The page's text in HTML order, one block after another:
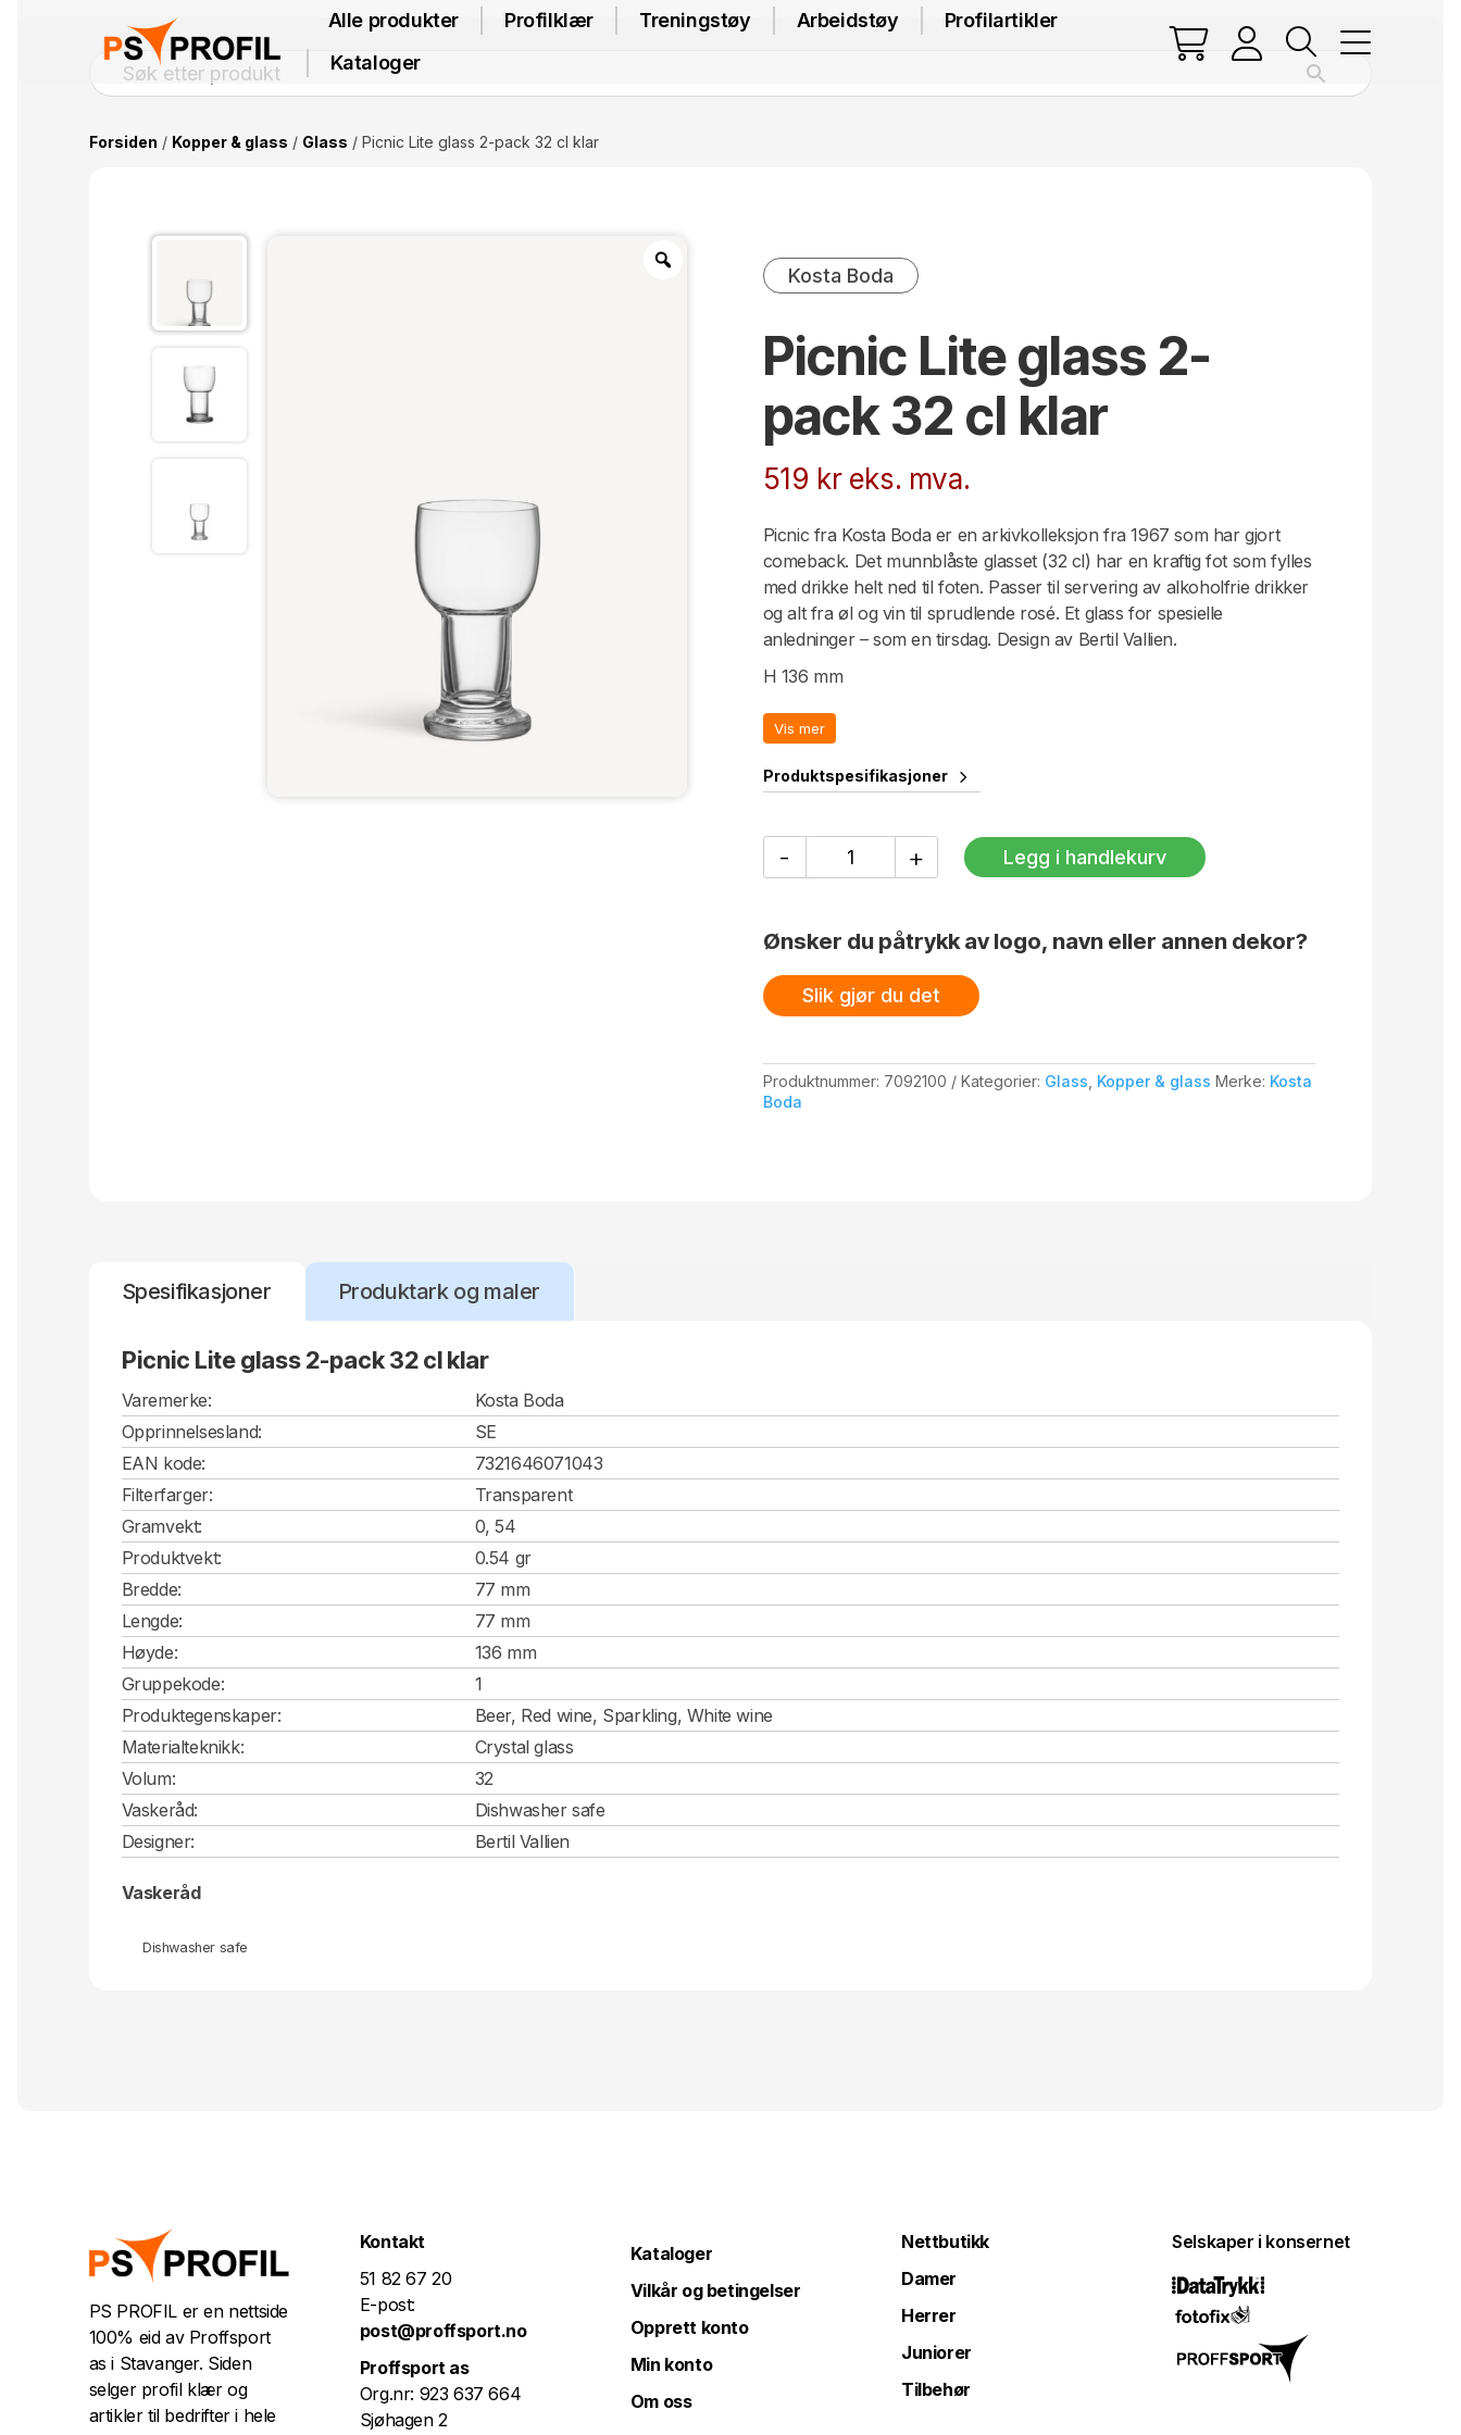
Alle produkter Profilklær Treningstøy Arbeidstøy
Profilartikler
Kataloger
Forsiden / Kopper & glass / Glass / Picnic Lite glass 2-pack 32 cl klar
Kosta Boda
Picnic Lite glass 2-
pack 32 cl klar
519 kr eks. mva.
Picnic fra Kosta Boda er en arkivkolleksjon fra 1967 som har gjort
comeback. Det munnblåste glasset (32 cl) har en kraftig fot som fylles
med drikke helt ned til foten. Passer til servering av alkoholfrie drikker
og alt fra øl og vin til sprudlende rosé. Et glass for spesielle
anledninger – som en tirsdag. Design av Bertil Vallien.
H 136 mm
Vis mer
Produktspesifikasjoner
-
Lite
32
klar
antall
+ Legg i handlekurv
Ønsker du påtrykk av logo, navn eller annen dekor?
Slik gjør du det
Produktnummer: 7092100 Kategorier: Glass Kopper & glass Merke: Kosta
Boda
Spesifikasjoner Produktark og maler
Picnic Lite glass 2-pack 32 cl klar
Varemerke:
Kosta Boda
Opprinnelsesland:
SE
EAN kode:
7321646071043
Filterfarger:
Transparent
Gramvekt:
0, 54
Produktvekt:
0.54 gr
Bredde:
77 mm
Lengde:
77 mm
Høyde:
136 mm
Gruppekode:
1
Produktegenskaper:
Beer, Red wine, Sparkling, White wine
Materialteknikk:
Crystal glass
Volum:
32
Vaskeråd:
Dishwasher safe
Designer:
Bertil Vallien
Vaskeråd
Dishwasher safe
PS PROFIL er en nettside
100% eid av Proffsport
as i Stavanger. Siden
selger profil klær og
artikler til bedrifter i hele
Kontakt
51 82 67 20
E-post:
post@proffsport.no
Proffsport as
Org.nr: 923 637 664
Sjøhagen 2
Kataloger
Vilkår og betingelser
Opprett konto
Min konto
Om oss
Nettbutikk
Damer
Herrer
Juniorer
Tilbehør
Selskaper i konsernet